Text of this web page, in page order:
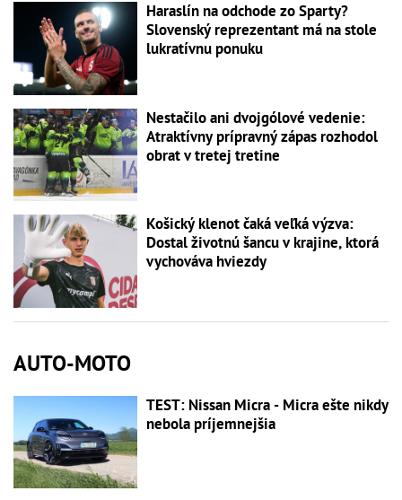
Haraslín na odchode zo Sparty?
Slovenský reprezentant má na stole
lukratívnu ponuku
Nestačilo ani dvojgólové vedenie:
Atraktívny prípravný zápas rozhodol
obrat v tretej tretine
Košický klenot čaká veľká výzva:
Dostal životnú šancu v krajine, ktorá
vychováva hviezdy
AUTO-MOTO
TEST: Nissan Micra - Micra ešte nikdy
nebola príjemnejšia